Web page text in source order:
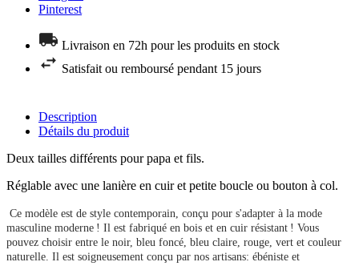
Pinterest
Livraison en 72h pour les produits en stock
Satisfait ou remboursé pendant 15 jours
Description
Détails du produit
Deux tailles différents pour papa et fils.
Réglable avec une lanière en cuir et petite boucle ou bouton à col.
Ce modèle est de style contemporain, conçu pour s'adapter à la mode
masculine moderne ! Il est fabriqué en bois et en cuir résistant ! Vous
pouvez choisir entre le noir, bleu foncé, bleu claire, rouge, vert et couleur
naturelle. Il est soigneusement conçu par nos artisans: ébéniste et